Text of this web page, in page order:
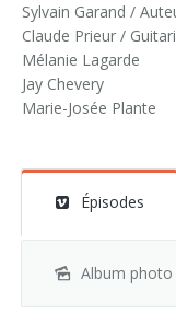
Sylvain Garand /
Claude Prieur /
Mélanie Lagarde
Jay Chevery
Marie-Josée Plante
Épisodes
Album photo